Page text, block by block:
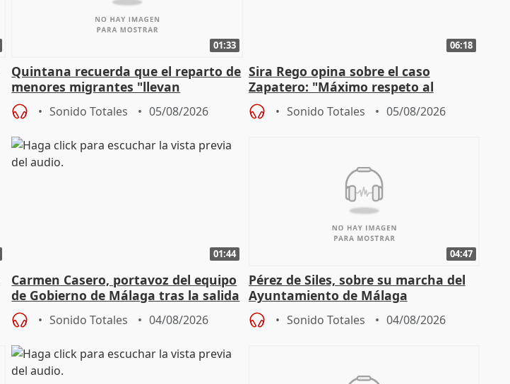
01:33
Quintana recuerda que el reparto de
menores migrantes "llevan
aportación del Gobierno" central
Sonido Totales 05/08/2026
06:18
Sira Rego opina sobre el caso
Zapatero: "Máximo respeto al
proceso judicial"
Sonido Totales 05/08/2026
01:44
Carmen Casero, portavoz del equipo
de Gobierno de Málaga tras la salida
de Pérez de Siles
Sonido Totales 04/08/2026
04:47
Pérez de Siles, sobre su marcha del
Ayuntamiento de Málaga
Sonido Totales 04/08/2026